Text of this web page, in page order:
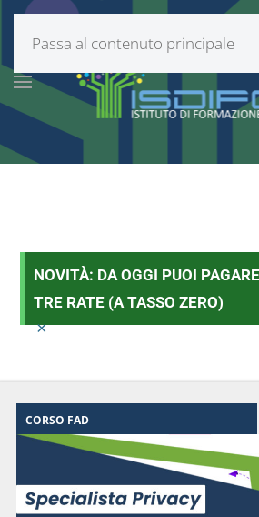
Passa al contenuto principale
NOVITÀ: DA OGGI PUOI
TRE RATE (A TASSO ZERO)
×
CORSO FAD